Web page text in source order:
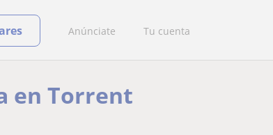
Anúnciate Tu cuenta
en Torrent